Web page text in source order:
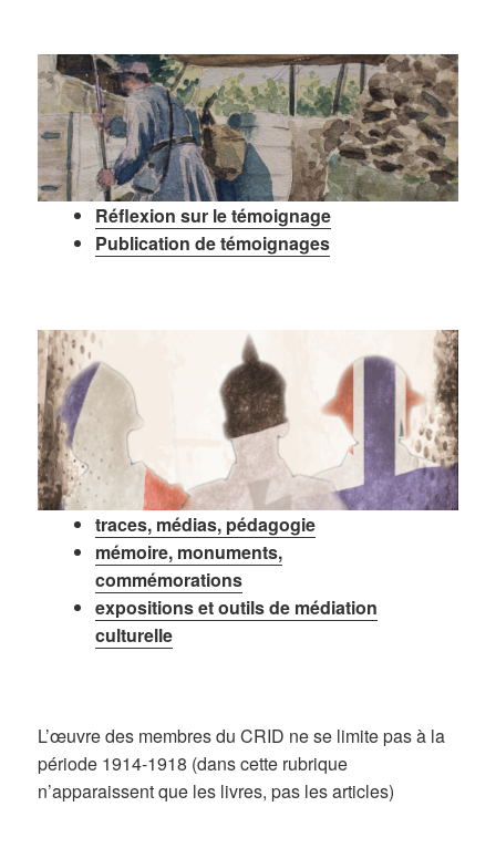
Réflexion sur le témoignage
Publication de témoignages
traces, médias, pédagogie
mémoire, monuments,
commémorations
expositions et outils de médiation
culturelle
L’œuvre des membres du CRID ne se limite pas à la
période 1914-1918 (dans cette rubrique
n’apparaissent que les livres, pas les articles)